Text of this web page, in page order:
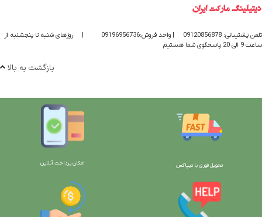
تلفن پشتیبانی: 09120856878 | واحد فروش:09196956736
روزهای شنبه تا پنجشنبه از
ساعت 9 الی 20 پاسخگوی شما هستیم
بازگشت به بالا
تحویل فوری با تیپاکس امکان پرداخت آنلاین